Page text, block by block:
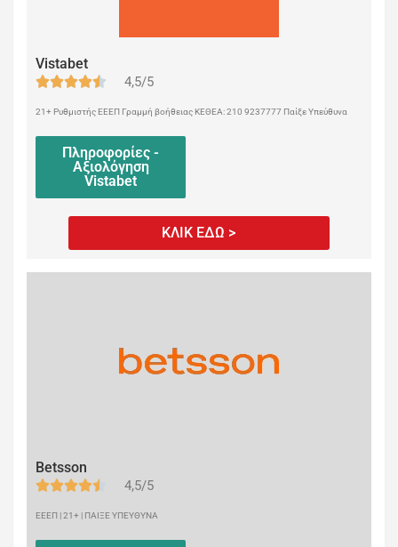
Vistabet
4,5/5
21+ Ρυθμιστής ΕΕΕΠ Γραμμή βοήθειας ΚΕΘΕΑ: 210 9237777 Παίξε Υπεύθυνα
Πληροφορίες -
Αξιολόγηση
Vistabet
ΚΛΙΚ ΕΔΩ >
Betsson
4,5/5
ΕΕΕΠ | 21+ | ΠΑΙΞΕ ΥΠΕΥΘΥΝΑ